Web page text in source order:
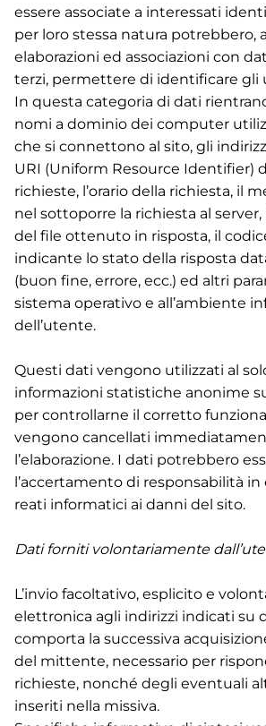
essere associate a interessati
per loro stessa natura potrebbero,
elaborazioni ed associazioni con
terzi, permettere di identificare gli
In questa categoria di dati
nomi a dominio dei computer
che si connettono al sito, gli
URI (Uniform Resource Identifier)
richieste, l’orario della richiesta, il
nel sottoporre la richiesta al
del file ottenuto in risposta, il
indicante lo stato della risposta
(buon fine, errore, ecc.) ed altri
sistema operativo e all’ambiente
dell’utente.
Questi dati vengono utilizzati al
informazioni statistiche anonime
per controllarne il corretto
vengono cancellati
l’elaborazione. I dati potrebbero
l’accertamento di responsabilità
reati informatici ai danni del sito.
Dati forniti volontariamente
L’invio facoltativo, esplicito e
elettronica agli indirizzi indicati su
comporta la successiva
del mittente, necessario per
richieste, nonché degli eventuali
inseriti nella missiva.